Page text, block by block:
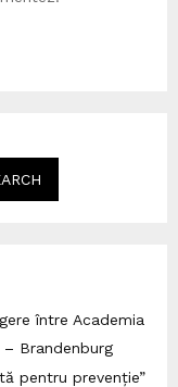
între Academia
Brandenburg
pentru prevenție”